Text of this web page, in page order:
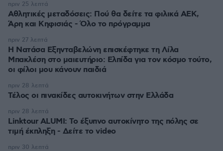
Αθλητικές μεταδόσεις: Πού θα δείτε τα φιλικά ΑΕΚ,
Άρη και Κηφισιάς - Όλο το πρόγραμμα
πριν 25 λεπτά
Η Νατάσα Εξηνταβελώνη επισκέφτηκε τη Λίλα
Μπακλέση στο μαιευτήριο: Ελπίδα για τον κόσμο τούτο,
οι φίλοι μου κάνουν παιδιά
πριν 27 λεπτά
Τέλος οι πινακίδες αυτοκινήτων στην Ελλάδα
πριν 28 λεπτά
Linktour ALUMI: Το έξυπνο αυτοκίνητο της πόλης σε
τιμή έκπληξη - Δείτε το video
πριν 28 λεπτά
πριν 30 λεπτά